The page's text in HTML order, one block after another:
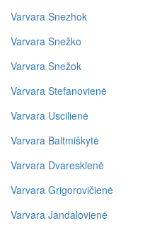
Varvara Snezhok
Varvara Snežko
Varvara Snežok
Varvara Stefanovienė
Varvara Uscilienė
Varvara Baltmiškytė
Varvara Dvareskienė
Varvara Grigorovičienė
Varvara Jandalovienė